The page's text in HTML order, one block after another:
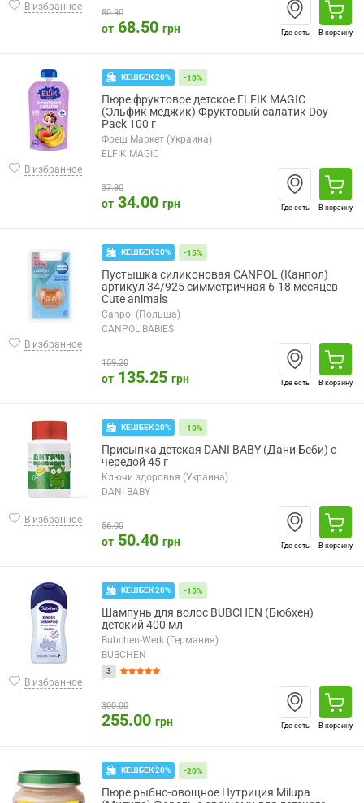
В избранное
80.90
от 68.50 грн Где есть В корзину
В избранное
КЕШБЕК 20% -10%
Пюре фруктовое детское ELFIK MAGIC
(Эльфик меджик) Фруктовый салатик Doy-
Pack 100 г
Фреш Маркет (Украина)
ELFIK MAGIC
37.90
от 34.00 грн Где есть В корзину
В избранное
КЕШБЕК 20% -15%
Пустышка силиконовая CANPOL (Канпол)
артикул 34/925 симметричная 6-18 месяцев
Cute animals
Canpol (Польша)
CANPOL BABIES
159.20
от 135.25 грн Где есть В корзину
В избранное
КЕШБЕК 20% -10%
Присыпка детская DANI BABY (Дани Беби) с
чередой 45 г
Ключи здоровья (Украина)
DANI BABY
56.00
от 50.40 грн Где есть В корзину
В избранное
КЕШБЕК 20% -15%
Шампунь для волос BUBCHEN (Бюбхен)
детский 400 мл
Bubchen-Werk (Германия)
BUBCHEN
3
300.00
255.00 грн Где есть В корзину
КЕШБЕК 20% -20%
Пюре рыбно-овощное Нутриция Milupa